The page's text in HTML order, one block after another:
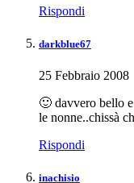
Rispondi
darkblue67
25 Febbraio 2008
🙂 davvero bello
le nonne..chissà
Rispondi
inachisio